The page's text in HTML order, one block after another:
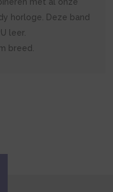
horloge. Deze band
leer.
breed.